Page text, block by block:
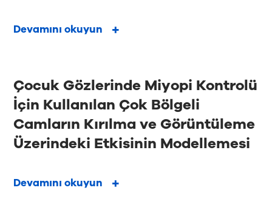
Devamını okuyun
Çocuk Gözlerinde Miyopi Kontrolü
İçin Kullanılan Çok Bölgeli
Camların Kırılma ve Görüntüleme
Üzerindeki Etkisinin Modellemesi
Devamını okuyun